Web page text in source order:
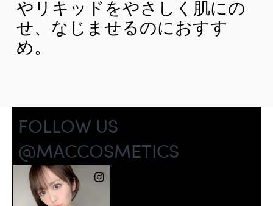
やリキッドをやさしく肌にの
せ、なじませるのにおすす
め。